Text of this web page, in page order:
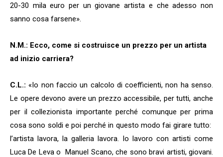
20-30 mila euro per un giovane artista e che adesso non
sanno cosa farsene».
N.M.: Ecco, come si costruisce un prezzo per un artista
ad inizio carriera?
C.L.: «Io non faccio un calcolo di coefficienti, non ha senso.
Le opere devono avere un prezzo accessibile, per tutti, anche
per il collezionista importante perché comunque per prima
cosa sono soldi e poi perché in questo modo fai girare tutto:
l’artista lavora, la galleria lavora. Io lavoro con artisti come
Luca De Leva o Manuel Scano, che sono bravi artisti, giovani.